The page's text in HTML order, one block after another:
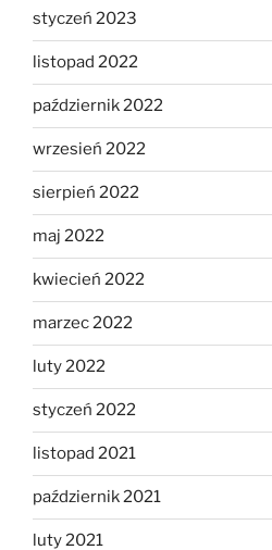
styczeń 2023
listopad 2022
październik 2022
wrzesień 2022
sierpień 2022
maj 2022
kwiecień 2022
marzec 2022
luty 2022
styczeń 2022
listopad 2021
październik 2021
luty 2021